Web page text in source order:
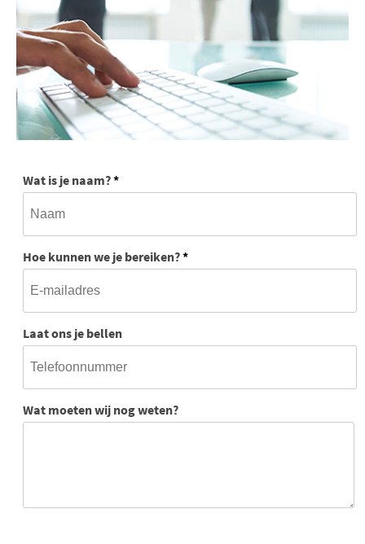
Wat is je naam?*
Hoe kunnen we je bereiken?*
Laat ons je bellen
Wat moeten wij nog weten?